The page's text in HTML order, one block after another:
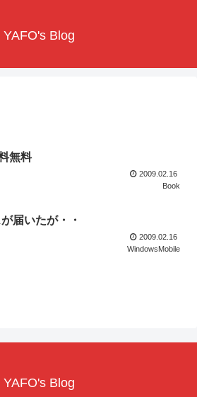
YAFO's Blog
無料
2009.02.16
Book
届いたが・・
2009.02.16
WindowsMobile
YAFO's Blog